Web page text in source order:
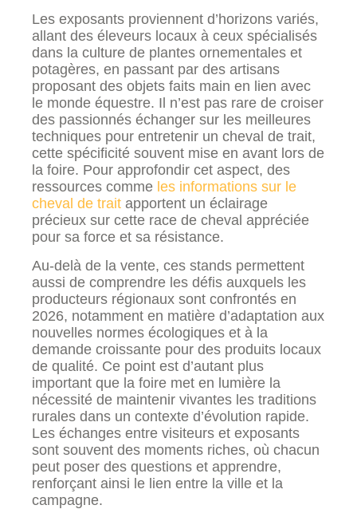
Les exposants proviennent d’horizons variés,
allant des éleveurs locaux à ceux spécialisés
dans la culture de plantes ornementales et
potagères, en passant par des artisans
proposant des objets faits main en lien avec
le monde équestre. Il n’est pas rare de croiser
des passionnés échanger sur les meilleures
techniques pour entretenir un cheval de trait,
cette spécificité souvent mise en avant lors de
la foire. Pour approfondir cet aspect, des
ressources comme les informations sur le
cheval de trait apportent un éclairage
précieux sur cette race de cheval appréciée
pour sa force et sa résistance.
Au-delà de la vente, ces stands permettent
aussi de comprendre les défis auxquels les
producteurs régionaux sont confrontés en
2026, notamment en matière d’adaptation aux
nouvelles normes écologiques et à la
demande croissante pour des produits locaux
de qualité. Ce point est d’autant plus
important que la foire met en lumière la
nécessité de maintenir vivantes les traditions
rurales dans un contexte d’évolution rapide.
Les échanges entre visiteurs et exposants
sont souvent des moments riches, où chacun
peut poser des questions et apprendre,
renforçant ainsi le lien entre la ville et la
campagne.